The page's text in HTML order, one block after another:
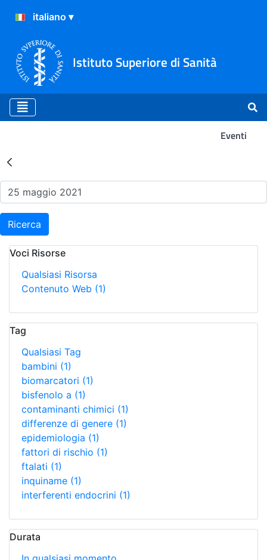
Istituto Superiore di Sanità
Eventi
Risultati della Ricerca -
Ricerca
Voci Risorse
Qualsiasi Risorsa
Contenuto Web (1)
Tag
Qualsiasi Tag
bambini (1)
biomarcatori (1)
bisfenolo a (1)
contaminanti chimici (1)
differenze di genere (1)
epidemiologia (1)
fattori di rischio (1)
ftalati (1)
inquiname (1)
interferenti endocrini (1)
Durata